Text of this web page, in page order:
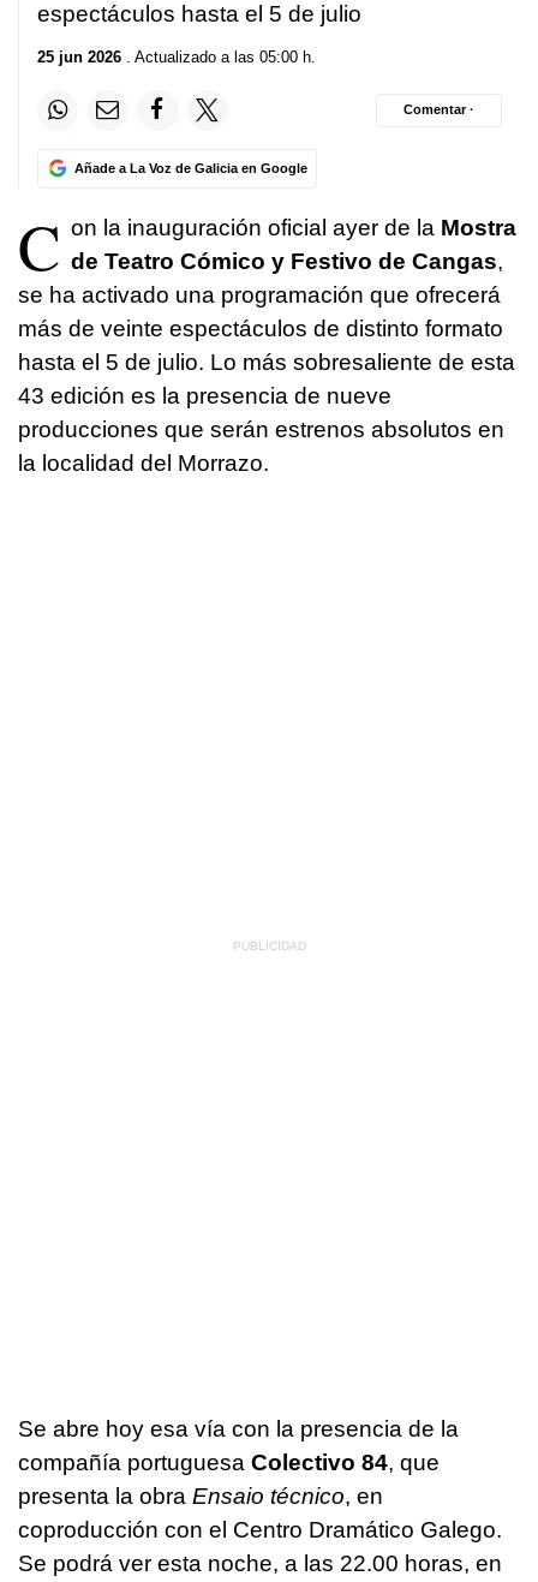
espectáculos hasta el 5 de julio
25 jun 2026 . Actualizado a las 05:00 h.
Añade a La Voz de Galicia en Google
Comentar ·
C on la inauguración oficial ayer de la Mostra
de Teatro Cómico y Festivo de Cangas,
se ha activado una programación que ofrecerá
más de veinte espectáculos de distinto formato
hasta el 5 de julio. Lo más sobresaliente de esta
43 edición es la presencia de nueve
producciones que serán estrenos absolutos en
la localidad del Morrazo.
Se abre hoy esa vía con la presencia de la
compañía portuguesa Colectivo 84, que
presenta la obra Ensaio técnico, en
coproducción con el Centro Dramático Galego.
Se podrá ver esta noche, a las 22.00 horas, en